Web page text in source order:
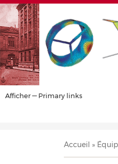
Primary
Afficher — Primary links
Fil
d'Ariane
Accueil